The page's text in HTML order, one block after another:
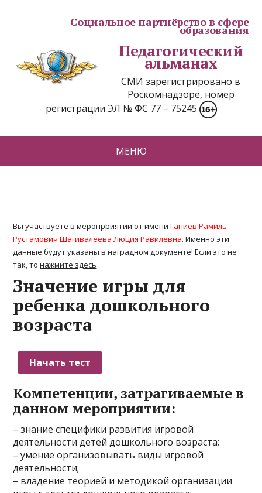
Социальное партнёрство в сфере
образования
Педагогический
альманах
СМИ зарегистрировано в
Роскомнадзоре, номер
регистрации ЭЛ № ФС 77 – 75245
МЕНЮ
Вы участвуете в меропрриятии от имениГаниев Рамиль
Рустамович Шагивалеева Люция Равилевна. Именно эти
данные будут указаны в наградном документе! Если это не
так, тонажмите здесь
Значение игры для
ребенка дошкольного
возраста
Компетенции, затрагиваемые в
данном мероприятии:
– знание специфики развития игровой
деятельности детей дошкольного возраста;
– умение организовывать виды игровой
деятельности;
– владение теорией и методикой организации